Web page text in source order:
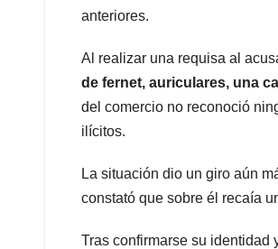
anteriores.
Al realizar una requisa al
de fernet, auriculares, una
del comercio no reconoció
ilícitos.
La situación dio un giro aún
constató que sobre él recaía
Tras confirmarse su identidad